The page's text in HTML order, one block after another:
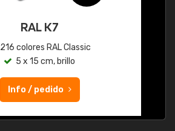
RAL K7
216 colores RAL Classic
5 x 15 cm, brillo
Info / pedido